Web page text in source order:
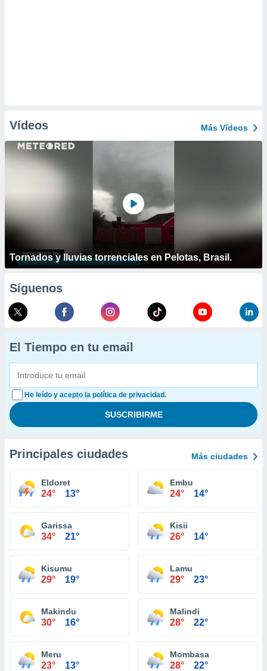
Vídeos Más Vídeos
Tornados y lluvias torrenciales en Pelotas, Brasil.
Síguenos
El Tiempo en tu email
He leído y acepto la política de privacidad.
Principales ciudades Más ciudades
Eldoret
24° 13°
Embu
24° 14°
Garissa
34° 21°
Kisii
26° 14°
Kisumu
29° 19°
Lamu
29° 23°
Makindu
30° 16°
Malindi
28° 22°
Meru
23° 13°
Mombasa
28° 22°